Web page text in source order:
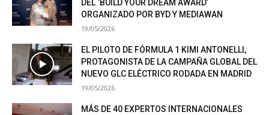
DEL ‘BUILD YOUR DREAM AWARD’
ORGANIZADO POR BYD Y MEDIAWAN
19/05/2026
EL PILOTO DE FÓRMULA 1 KIMI ANTONELLI,
PROTAGONISTA DE LA CAMPAÑA GLOBAL DEL
NUEVO GLC ELÉCTRICO RODADA EN MADRID
19/05/2026
MÁS DE 40 EXPERTOS INTERNACIONALES